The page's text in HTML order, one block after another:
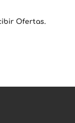
Ofertas.